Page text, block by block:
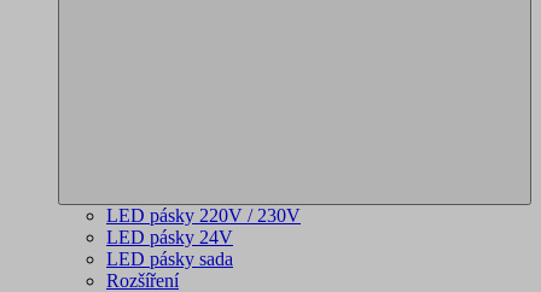
LED pásky 220V / 230V
LED pásky 24V
LED pásky sada
Rozšíření